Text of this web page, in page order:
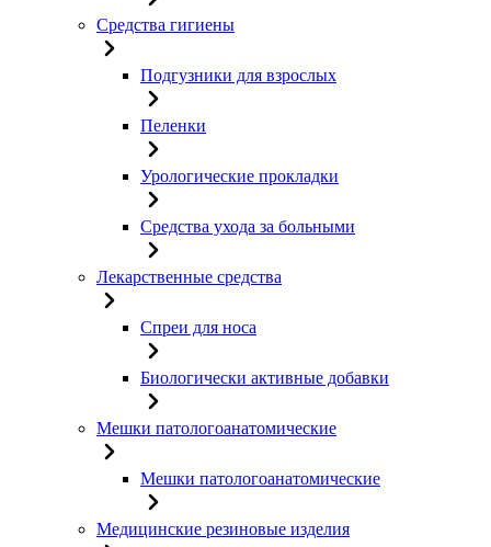
Средства гигиены
Подгузники для взрослых
Пеленки
Урологические прокладки
Средства ухода за больными
Лекарственные средства
Спреи для носа
Биологически активные добавки
Мешки патологоанатомические
Мешки патологоанатомические
Медицинские резиновые изделия